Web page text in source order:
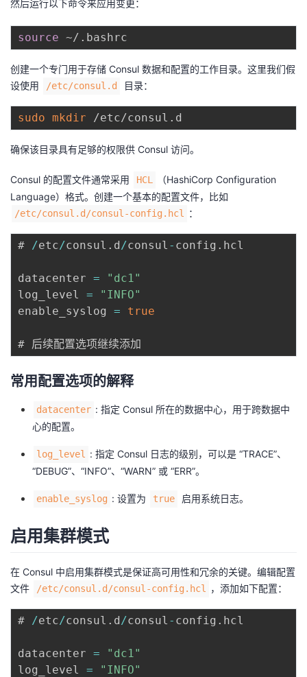
然后运行以下命令来应用变更：
source
创建一个专门用于存储 Consul 数据和配置的工作目录。这里我们假
设使用
/etc/consul.d 目录：
sudo mkdir
确保该目录具有足够的权限供 Consul 访问。
Consul 的配置文件通常采用 HCL
（HashiCorp Configuration
Language）格式。创建一个基本的配置文件，比如
/etc/consul.d/consul-config.hcl ：
# /etc/consul . d /consul - config . hcl
datacenter =
"dc1"
log_level =
"INFO"
enable_syslog = true
常用配置选项的解释
datacenter : 指定 Consul 所在的数据中心，用于跨数据中
心的配置。
log_level : 指定 Consul 日志的级别，可以是 “TRACE”、
“DEBUG”、“INFO”、“WARN” 或 “ERR”。
enable_syslog : 设置为 true 启用系统日志。
启用集群模式
在 Consul 中启用集群模式是保证高可用性和冗余的关键。编辑配置
文件
/etc/consul.d/consul-config.hcl ，添加如下配置：
# /etc/consul . d /consul - config . hcl
datacenter =
"dc1"
log_level = "INFO"